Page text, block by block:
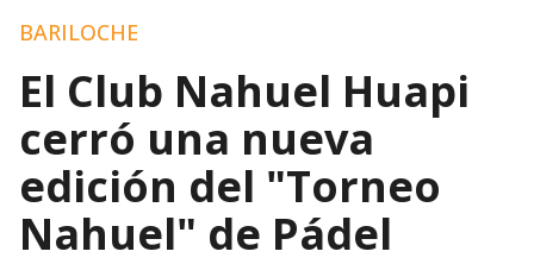
BARILOCHE
El Club Nahuel Huapi
cerró una nueva
edición del "Torneo
Nahuel" de Pádel